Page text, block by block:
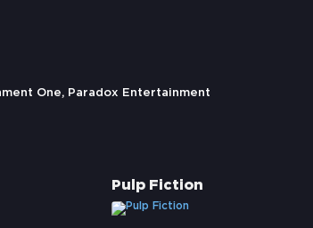
One, Paradox Entertainment
Pulp Fiction